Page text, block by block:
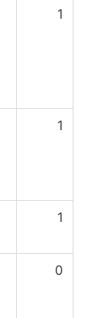
1
1
1
0